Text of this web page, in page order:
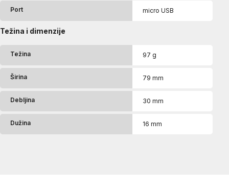
Port micro USB
Težina i dimenzije
Težina 97 g
Širina 79 mm
Debljina 30 mm
Dužina 16 mm